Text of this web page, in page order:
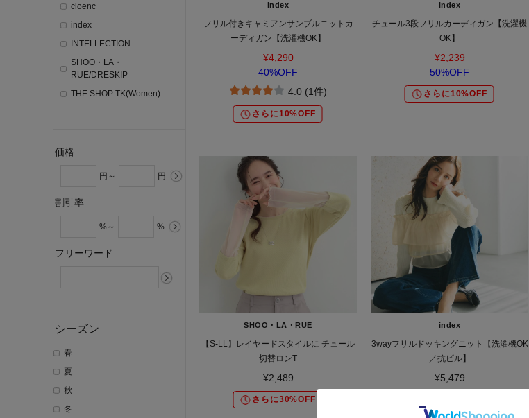
cloenc
index
INTELLECTION
SHOO・LA・
RUE/DRESKIP
THE SHOP TK(Women)
価格
円～ 円
割引率
%～ %
フリーワード
シーズン
春
夏
秋
冬
index
フリル付きキャミアンサンブルニットカ
ーディガン【洗濯機OK】
¥4,290
40%OFF
4.0 (1件)
さらに10%OFF
index
チュール3段フリルカーディガン【洗濯機
OK】
¥2,239
50%OFF
さらに10%OFF
SHOO・LA・RUE
【S-LL】レイヤードスタイルに チュール
切替ロンT
¥2,489
さらに30%OFF
index
3wayフリルドッキングニット【洗濯機OK
／抗ピル】
¥5,479